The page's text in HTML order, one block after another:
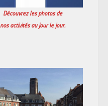
Découvrez les photos de
nos activités au jour le jour.